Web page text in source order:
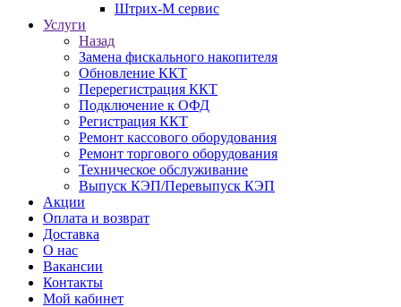
Штрих-М сервис
Услуги
Назад
Замена фискального накопителя
Обновление ККТ
Перерегистрация ККТ
Подключение к ОФД
Регистрация ККТ
Ремонт кассового оборудования
Ремонт торгового оборудования
Техническое обслуживание
Выпуск КЭП/Перевыпуск КЭП
Акции
Оплата и возврат
Доставка
О нас
Вакансии
Контакты
Мой кабинет